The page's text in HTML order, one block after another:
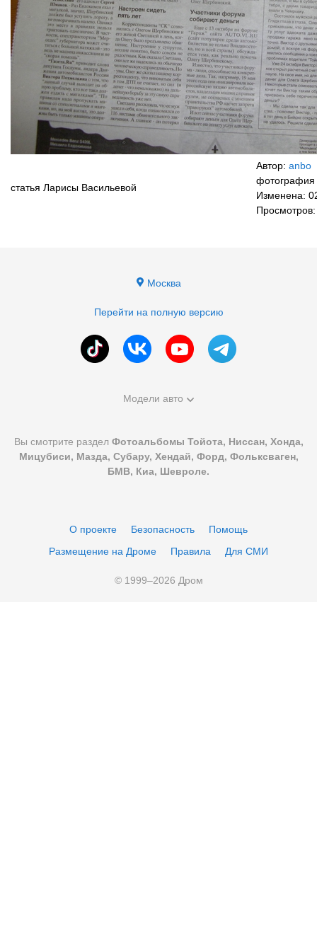
статья Ларисы Васильевой
Автор: anbo
фотография
Изменена:
Москва
Перейти на полную версию
Модели авто
Вы смотрите раздел Фотоальбомы Тойота, Ниссан, Хонда,
Мицубиси, Мазда, Субару, Хендай, Форд, Фольксваген,
БМВ, Киа, Шевроле.
О проекте Безопасность
Помощь
Размещение на Дроме
Правила Для СМИ
© 1999–2026 Дром